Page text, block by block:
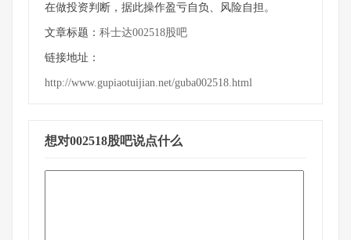
在做投资判断，据此操作盈亏自负、风险自担。
文章标题： 科士达002518股吧
链接地址：
http://www.gupiaotuijian.net/guba002518.html
想对002518股吧说点什么